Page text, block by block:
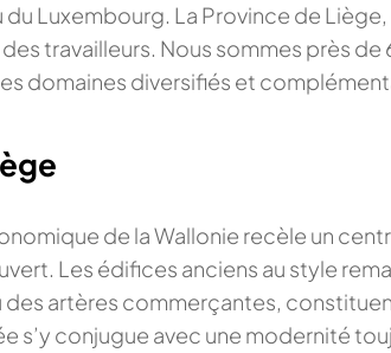
du Luxembourg. La Province de
travailleurs. Nous sommes près
domaines diversifiés et
de la Wallonie recèle un
Les édifices anciens au style
des artères commerçantes,
s’y conjugue avec une modernité